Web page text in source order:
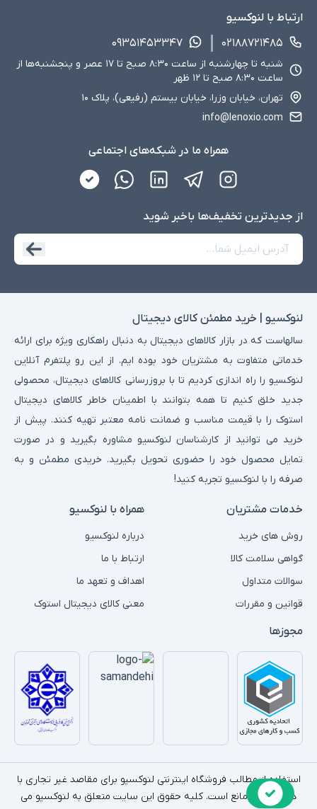
ارتباط با لنوکسیو
۰۲۱۸۸۷۲۱۴۸۵
۰۹۳۵۱۴۵۳۳۴۷
شنبه تا چهارشنبه از ساعت ۸:۳۰ صبح تا ۱۷ عصر و پنجشنبه‌ها از
ساعت ۸:۳۰ صبح تا ۱۲ ظهر
تهران، خیابان وزرا، خیابان بیستم (رفیعی)، پلاک ۱۰
info@lenoxio.com
همراه ما در شبکه‌های اجتماعی
از جدید‌ترین تخفیف‌ها با‌خبر شوید
لنوکسیو | خرید مطمئن کالای دیجیتال
سالهاست که در بازار کالاهای دیجیتال به دنبال راهکاری ویژه برای ارائه
خدماتی متفاوت به مشتریان خود بوده ایم. از این رو پلتفرم آنلاین
لنوکسیو را راه اندازی کردیم تا با بروزرسانی کالاهای دیجیتال، محصولی
جدید خلق کنیم تا همه بتوانند با اطمینان خاطر کالاهای دیجیتال
استوک را با قیمت مناسب و ضمانت نامه معتبر تهیه کنند. پیش از
خرید می توانید از کارشناسان لنوکسیو مشاوره بگیرید و در صورت
تمایل محصول خود را حضوری تحویل بگیرید. خریدی مطمئن و به
صرفه را با لنوکسیو تجربه کنید!
خدمات مشتریان
روش های خرید
گواهی سلامت کالا
سوالات متداول
قوانین و مقررات
همراه با لنوکسیو
درباره لنوکسیو
ارتباط با ما
اهداف و تعهد ما
معنی کالای دیجیتال استوک
مجوزها
استفاده از مطالب فروشگاه اینترنتی لنوکسیو برای مقاصد غیر تجاری با
ذکر منبع بلامانع است. کلیه حقوق این سایت متعلق به لنوکسیو می